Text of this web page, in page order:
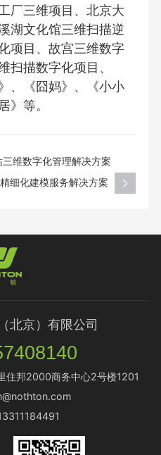
厂三维项目、北京大
湖文化馆三维扫描逆
项目、故宫三维数字
扫描数字化项目、
、《囧妈》、《小小
》等。
维数字化管理解决方案
细化建模服务解决方案
北京）有限公司
住邦2000商务中心2号楼1201